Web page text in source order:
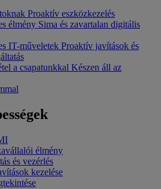
Proaktív eszközkezelés
élmény Sima és zavartalan digitális
IT-műveletek Proaktív javítások és
a csapatunkkal Készen áll az
élmény
és vezérlés
kezelése